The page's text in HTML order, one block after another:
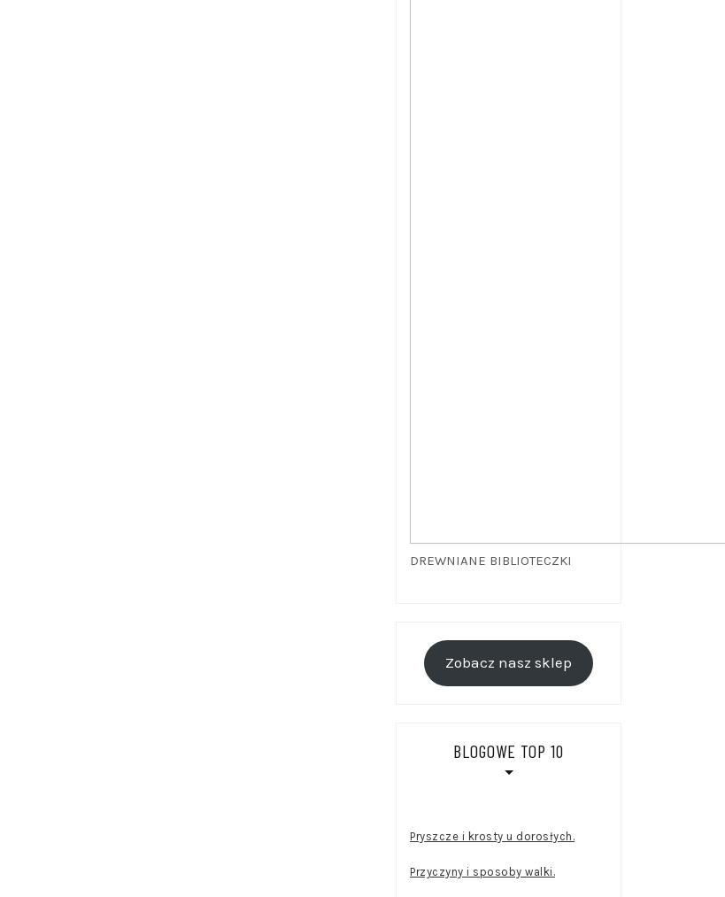
DREWNIANE BIBLIOTECZKI
Zobacz nasz sklep
BLOGOWE TOP 10
Pryszcze i krosty u dorosłych.
Przyczyny i sposoby walki.